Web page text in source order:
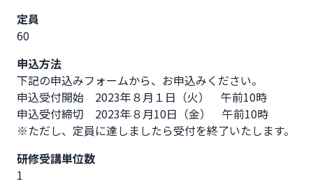
定員
60
申込方法
下記の申込みフォームから、お申込みください。
申込受付開始　2023年８月１日（火）　午前10時
申込受付締切　2023年８月10日（金）　午前10時
※ただし、定員に達しましたら受付を終了いたします。
研修受講単位数
1